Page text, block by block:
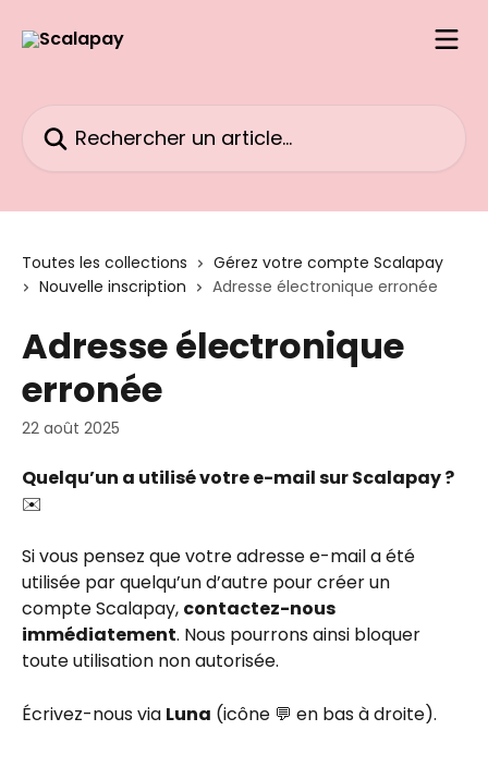
Toutes les collections
Gérez votre compte Scalapay
Nouvelle inscription
Adresse électronique erronée
Adresse électronique
erronée
22 août 2025
Quelqu’un a utilisé votre e-mail sur Scalapay ?
✉️
Si vous pensez que votre adresse e-mail a été
utilisée par quelqu’un d’autre pour créer un
compte Scalapay, contactez-nous
immédiatement. Nous pourrons ainsi bloquer
toute utilisation non autorisée.
Écrivez-nous via Luna (icône 💬 en bas à droite).